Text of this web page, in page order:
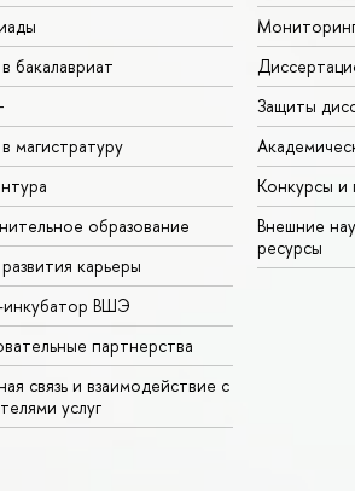
бакалавриат
магистратуру
образование
карьеры
инкубатор ВШЭ
партнерства
связь и взаимодействие с
услуг
Защиты
Конкурсы и
Внешние
ресурсы